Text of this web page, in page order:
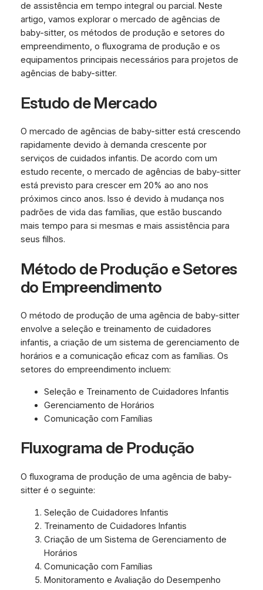
de assistência em tempo integral ou parcial. Neste
artigo, vamos explorar o mercado de agências de
baby-sitter, os métodos de produção e setores do
empreendimento, o fluxograma de produção e os
equipamentos principais necessários para projetos de
agências de baby-sitter.
Estudo de Mercado
O mercado de agências de baby-sitter está crescendo
rapidamente devido à demanda crescente por
serviços de cuidados infantis. De acordo com um
estudo recente, o mercado de agências de baby-sitter
está previsto para crescer em 20% ao ano nos
próximos cinco anos. Isso é devido à mudança nos
padrões de vida das famílias, que estão buscando
mais tempo para si mesmas e mais assistência para
seus filhos.
Método de Produção e Setores
do Empreendimento
O método de produção de uma agência de baby-sitter
envolve a seleção e treinamento de cuidadores
infantis, a criação de um sistema de gerenciamento de
horários e a comunicação eficaz com as famílias. Os
setores do empreendimento incluem:
Seleção e Treinamento de Cuidadores Infantis
Gerenciamento de Horários
Comunicação com Famílias
Fluxograma de Produção
O fluxograma de produção de uma agência de baby-
sitter é o seguinte:
Seleção de Cuidadores Infantis
Treinamento de Cuidadores Infantis
Criação de um Sistema de Gerenciamento de
Horários
Comunicação com Famílias
Monitoramento e Avaliação do Desempenho